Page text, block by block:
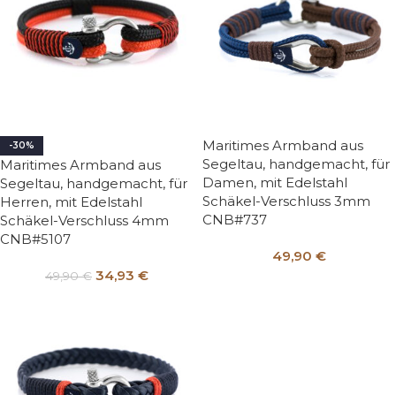
-30%
Maritimes Armband aus
Segeltau, handgemacht, für
Herren, mit Edelstahl
Schäkel-Verschluss 4mm
CNB#5107
49,90€ 34,93 €
Maritimes Armband aus
Segeltau, handgemacht, für
Damen, mit Edelstahl
Schäkel-Verschluss 3mm
CNB#737
49,90 €